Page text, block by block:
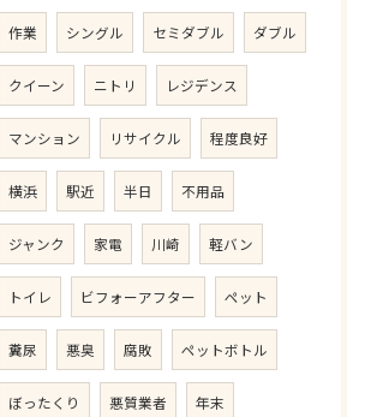
作業 シングル セミダブル ダブル
クイーン ニトリ レジデンス
マンション リサイクル 程度良好
横浜 駅近 半日 不用品
ジャンク 家電 川崎 軽バン
トイレ ビフォーアフター ペット
糞尿 悪臭 腐敗 ペットボトル
ぼったくり 悪質業者 年末